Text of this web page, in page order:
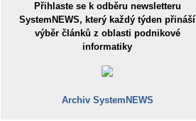
Přihlaste se k odběru newsletteru
SystemNEWS, který každý týden přináší
výběr článků z oblasti podnikové
informatiky
Archiv SystemNEWS